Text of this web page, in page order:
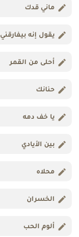
ماني قدك
يقول إنه بيفارقني
أحلى من القمر
حنانك
يا خف دمه
بين الأيادي
محلاه
الخسران
ألوم الحب